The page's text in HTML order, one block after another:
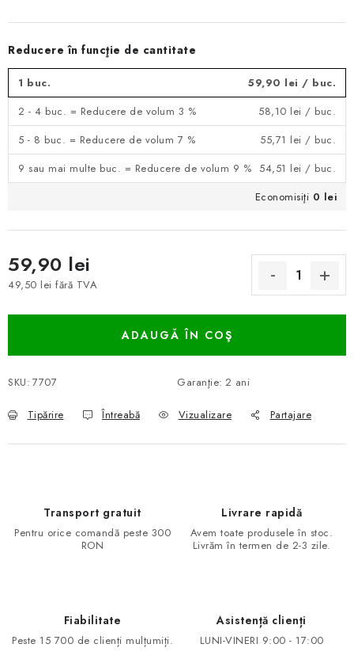
Reducere în funcţie de cantitate
1 buc. 59,90 lei / buc.
2 - 4 buc. = Reducere de volum 3 %
58,10 lei / buc.
5 - 8 buc. = Reducere de volum 7 %
55,71 lei / buc.
9 sau mai multe buc. = Reducere de volum 9 % 54,51 lei / buc.
Economisiţi 0 lei
59,90 lei
49,50 lei fără TVA
ADAUGĂ ÎN COŞ
SKU: 7707 Garanţie: 2 ani
Tipărire Întreabă Vizualizare Partajare
Transport gratuit
Pentru orice comandă peste 300
RON
Livrare rapidă
Avem toate produsele în stoc.
Livrăm în termen de 2-3 zile.
Fiabilitate
Peste 15 700 de clienți mulțumiți.
Asistență clienți
LUNI-VINERI 9:00 - 17:00